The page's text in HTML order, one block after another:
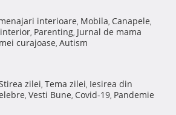
interioare, Mobila, Canapele,
, Parenting, Jurnal de mama
curajoase, Autism
zilei, Tema zilei, Iesirea din
, Vesti Bune, Covid-19, Pandemie